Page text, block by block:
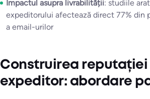
Impactul asupra livrabilității: studiile
expeditorului afectează direct 77% din
a email-urilor
Construirea
expeditor: abordare